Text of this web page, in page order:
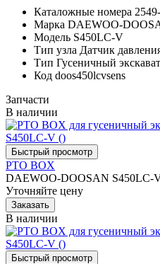
Каталожные номера
Марка DAEWOO-
Модель S450LC-V
Тип узла Датчик
Тип Гусеничный
Код doos450lcvsens
Запчасти
В наличии
PTO BOX
DAEWOO-DOOSAN S450LC-
Уточняйте цену
В наличии